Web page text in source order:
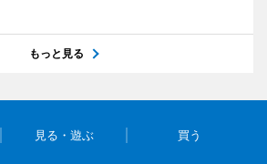
もっと見る
見る・遊ぶ 買う